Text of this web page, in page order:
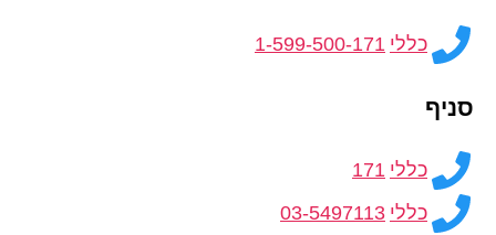
כללי 1-599-500-171
סניף
כללי 171
כללי 03-5497113